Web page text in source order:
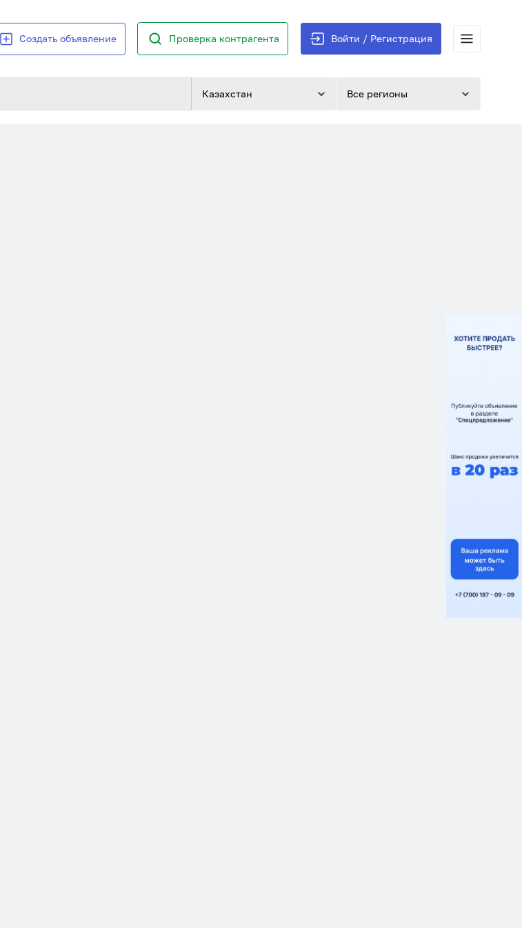
Создать объявление Проверка контрагента Войти / Регистрация
Казахстан Все регионы